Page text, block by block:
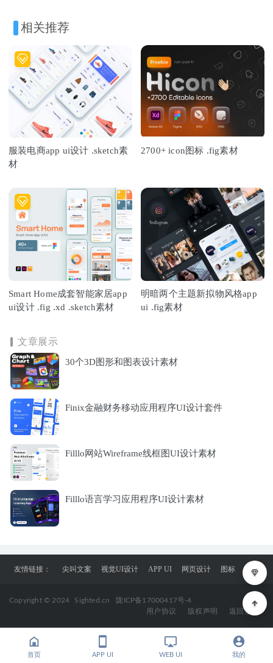
相关推荐
服装电商app ui设计 .sketch素
材
2700+ icon图标 .fig素材
Smart Home成套智能家居app
ui设计 .fig .xd .sketch素材
明暗两个主题新拟物风格app
ui .fig素材
文章展示
30个3D图形和图表设计素材
Finix金融财务移动应用程序UI设计套件
Filllo网站Wireframe线框图UI设计素材
Filllo语言学习应用程序UI设计素材
友情链接： 尖叫文案 视觉UI设计 APP UI 网页设计 图标
Copyright © 2024 Sighted.cn
陇ICP备17000417号-4
用户协议
版权声明 返回顶部
首页 APP UI WEB UI 我的